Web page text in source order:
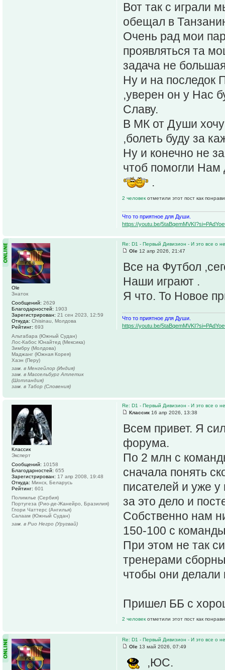
Вот так с играли
обещал в
Очень рад мои
проявляться та
задача не
Ну и на последок
,уверен он у Нас
Славу.
В МК от Души
,болеть буду за
Ну и конечно не
чтоб помогли
.
2 человек отметили этот пост как
Что то приятное для Души.
https://youtu.be/
Re: D1 - Первый Дивизион - И это все о
Ole 12 апр 2026, 21:47
Все на Футбол
Наши играют .
Я что. То Новое
Что то приятное для Души.
https://youtu.be/
Ole
Знаток
Сообщений: 2629
Благодарностей: 1903
Зарегистрирован: 21 сен 2023, 12:59
Откуда: Chisinau, Молдова
Рейтинг: 693
Альтабара (Южный Судан)
Лос-Кабос Юнайтед (Мексика)
Зимбру (Молдова)
Маджанг (Южная Корея)
Хаэн (Перу)
зам. в Менгейлор (Индия)
зам. в Массельбург Атлетик
(Шотландия)
зам. в Табор (Словения)
Re: D1 - Первый Дивизион - И это все о
Классик 16 апр 2026, 13:38
Всем привет. Я
форума.
По 2 млн с
сначала понять
писателей и уже у
за это дело и
Собственно нам
150-100 с
При этом не так
тренерами
чтобы они делали
Пришел ББ с
2 человек отметили этот пост как
Классик
Эксперт
Сообщений: 10158
Благодарностей: 655
Зарегистрирован: 17 апр 2008, 19:48
Откуда: Минск, Беларусь
Рейтинг: 601
Полимлье (Сербия)
Португеза (Рио-де-Жанейро, Бразилия)
Глори Чаттерс (Ангилья)
Салаам (Южный Судан)
зам. в Рио Негро (Уругвай)
Re: D1 - Первый Дивизион - И это все о
Ole 13 май 2026, 07:49
,ЮС.